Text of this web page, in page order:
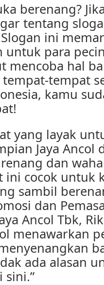
berenang?
tentang
Slogan ini
untuk para
mencoba hal
tempat
kamu
yang layak
Jaya Ancol
dan
ini cocok untuk
sambil
dan
Ancol Tbk,
menawarkan
ada alasan
sini.”